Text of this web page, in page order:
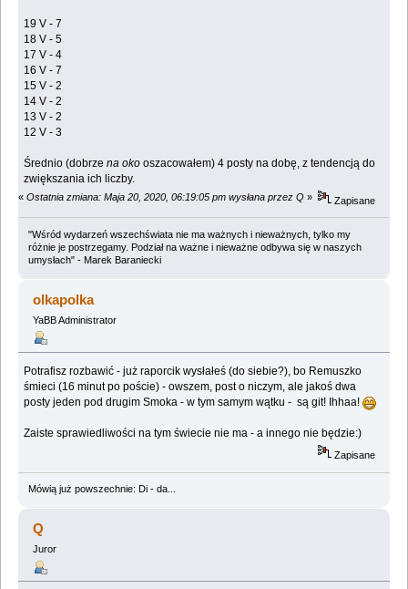
19 V - 7
18 V - 5
17 V - 4
16 V - 7
15 V - 2
14 V - 2
13 V - 2
12 V - 3
Średnio (dobrzena oko oszacowałem) 4 posty na dobę, z tendencją do
zwiększania ich liczby.
« Ostatnia zmiana: Maja 20, 2020, 06:19:05 pm wysłana przez Q » Zapisane
"Wśród wydarzeń wszechświata nie ma ważnych i nieważnych, tylko my
różnie je postrzegamy. Podział na ważne i nieważne odbywa się w naszych
umysłach" - Marek Baraniecki
olkapolka
YaBB Administrator
Potrafisz rozbawić - już raporcik wysłałeś (do siebie?), bo Remuszko
śmieci (16 minut po poście) - owszem, post o niczym, ale jakoś dwa
posty jeden pod drugim Smoka - w tym samym wątku - są git! Ihhaa!
Zaiste sprawiedliwości na tym świecie nie ma - a innego nie będzie:)
Zapisane
Mówią już powszechnie: Di - da...
Q
Juror